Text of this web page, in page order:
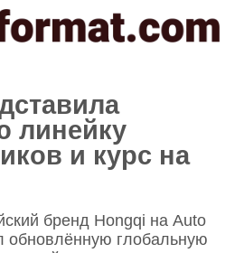
линейку
и курс на
бренд Hongqi на Auto
обновлённую глобальную